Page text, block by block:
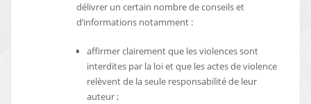
délivrer un certain nombre de conseils et
d’informations notamment :
affirmer clairement que les violences sont
interdites par la loi et que les actes de violence
relèvent de la seule responsabilité de leur
auteur ;